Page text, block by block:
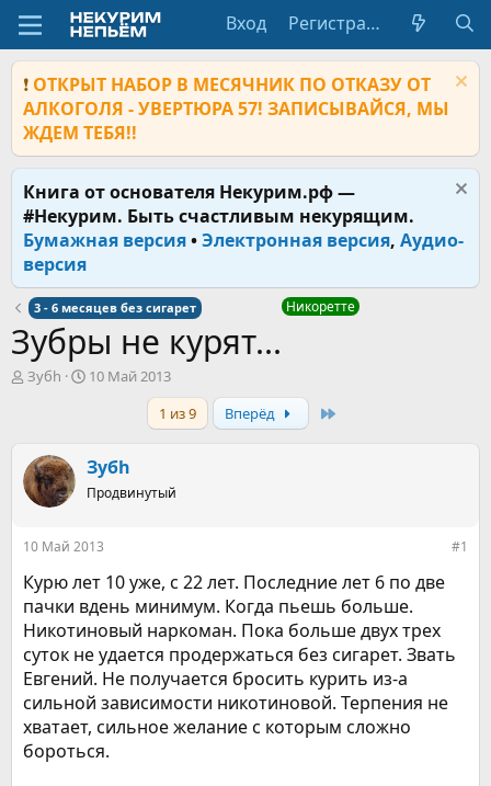
Вход Регистрация
❗ ОТКРЫТ НАБОР В МЕСЯЧНИК ПО ОТКАЗУ ОТ
АЛКОГОЛЯ - УВЕРТЮРА 57! ЗАПИСЫВАЙСЯ, МЫ
ЖДЕМ ТЕБЯ!!
Книга от основателя Некурим.рф —
#Некурим. Быть счастливым некурящим.
Бумажная версия•Электронная версия, Аудио-
версия
3 - 6 месяцев без сигарет Никоретте
Зубры не курят...
А
т
е
Зубh
Д
а
ч
а
10 Май 2013
1 из 9
Вперёд
Зубh
Продвинутый
10 Май 2013 #1
Курю лет 10 уже, с 22 лет. Последние лет 6 по две
пачки вдень минимум. Когда пьешь больше.
Никотиновый наркоман. Пока больше двух трех
суток не удается продержаться без сигарет. Звать
Евгений. Не получается бросить курить из-а
сильной зависимости никотиновой. Терпения не
хватает, сильное желание с которым сложно
бороться.